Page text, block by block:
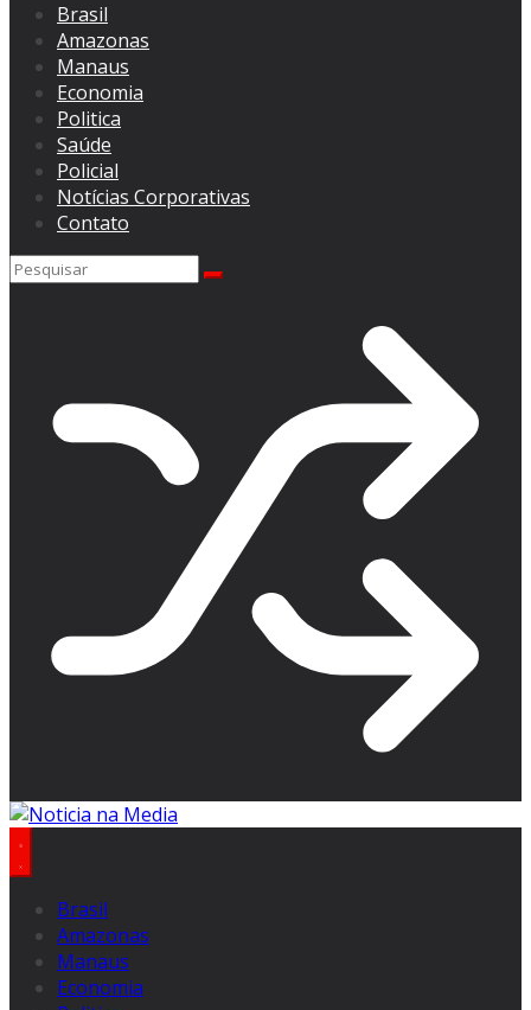
Brasil
Amazonas
Manaus
Economia
Politica
Saúde
Policial
Notícias Corporativas
Contato
Brasil
Amazonas
Manaus
Economia